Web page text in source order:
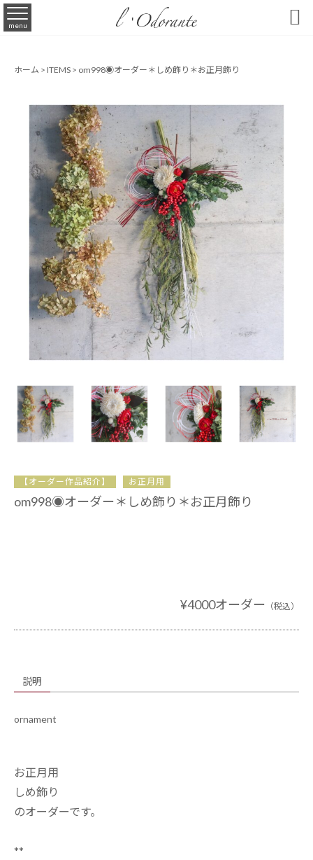
menu 
ホーム > ITEMS > om998◉オーダー＊しめ飾り＊お正月飾り
【オーダー作品紹介】 お正月用
om998◉オーダー＊しめ飾り＊お正月飾り
¥4000オーダー （税込）
説明
ornament
お正月用
しめ飾り
のオーダーです。
**